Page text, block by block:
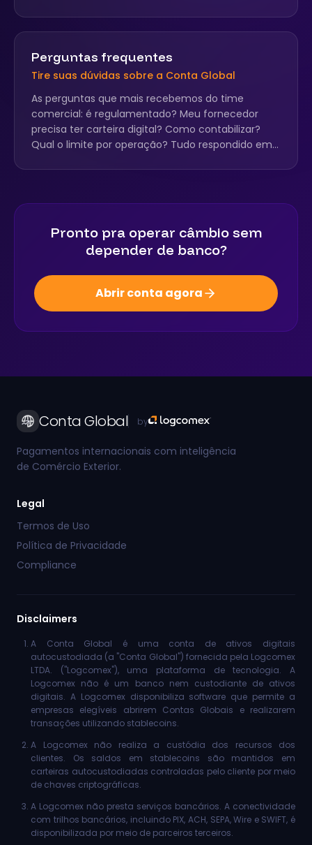
Perguntas frequentes
Tire suas dúvidas sobre a Conta Global
As perguntas que mais recebemos do time
comercial: é regulamentado? Meu fornecedor
precisa ter carteira digital? Como contabilizar?
Qual o limite por operação? Tudo respondido em
Pronto pra operar câmbio sem
depender de banco?
Abrir conta agora
Conta Global by
Pagamentos internacionais com inteligência
de Comércio Exterior.
Legal
Termos de Uso
Política de Privacidade
Compliance
Disclaimers
A Conta Global é uma conta de ativos digitais
autocustodiada (a "Conta Global") fornecida pela Logcomex
LTDA. ("Logcomex"), uma plataforma de tecnologia. A
Logcomex não é um banco nem custodiante de ativos
digitais. A Logcomex disponibiliza software que permite a
empresas elegíveis abrirem Contas Globais e realizarem
transações utilizando stablecoins.
A Logcomex não realiza a custódia dos recursos dos
clientes. Os saldos em stablecoins são mantidos em
carteiras autocustodiadas controladas pelo cliente por meio
de chaves criptográficas.
A Logcomex não presta serviços bancários. A conectividade
com trilhos bancários, incluindo PIX, ACH, SEPA, Wire e SWIFT, é
disponibilizada por meio de parceiros terceiros.